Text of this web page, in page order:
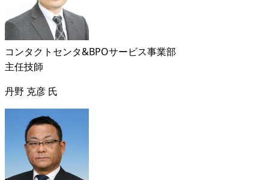
コンタクトセンタ&BPOサービス事業部
主任技師
丹野 克彦 氏